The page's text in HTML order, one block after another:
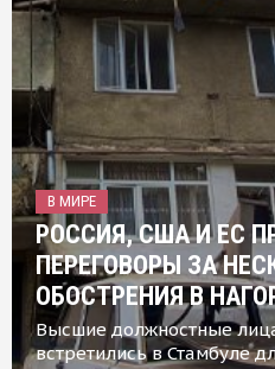
В МИРЕ
РОССИЯ, США И ЕС
ПЕРЕГОВОРЫ ЗА
ОБОСТРЕНИЯ В
Высшие должностные
встретились в Стамбуле